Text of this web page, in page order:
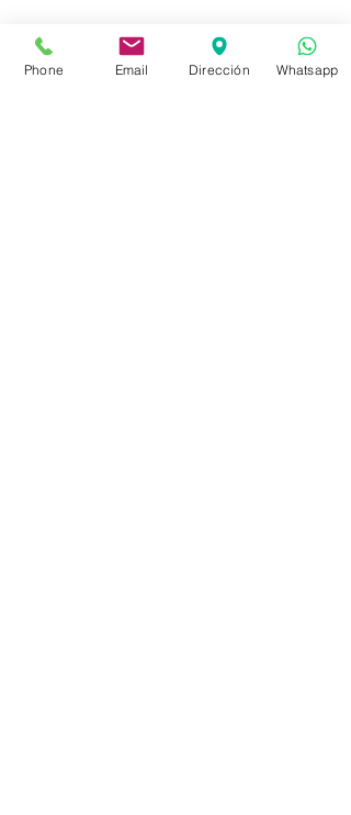
Políticas de la Tienda
Phone Email Dirección Whatsapp